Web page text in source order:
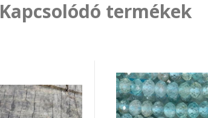
Kapcsolódó termékek